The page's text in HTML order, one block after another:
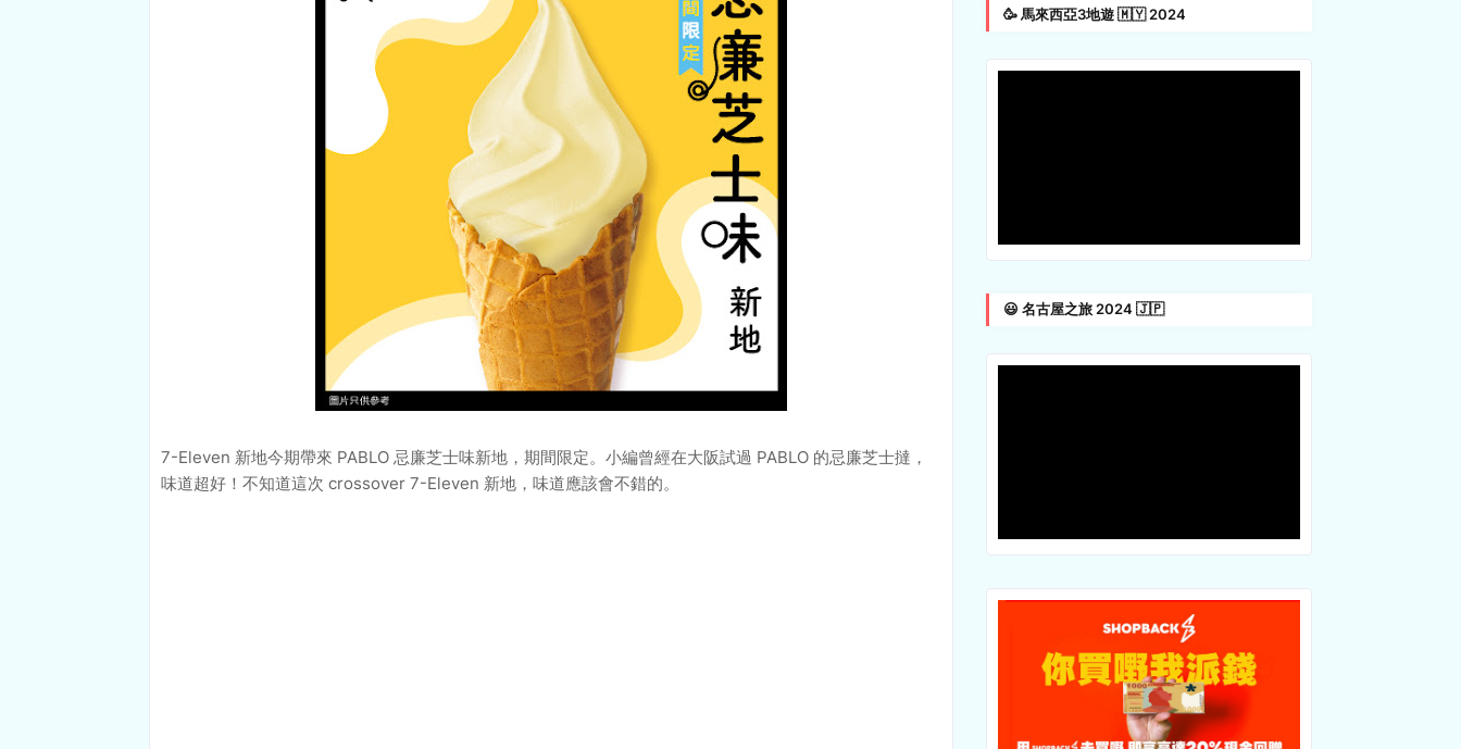
7-Eleven 新地今期帶來 PABLO 忌廉芝士味新地，期間限定。小編曾經在大阪試過 PABLO 的忌廉芝士撻，
味道超好！不知道這次 crossover 7-Eleven 新地，味道應該會不錯的。
🥳 馬來西亞3地遊 🇲🇾 2024
😃 名古屋之旅 2024 🇯🇵